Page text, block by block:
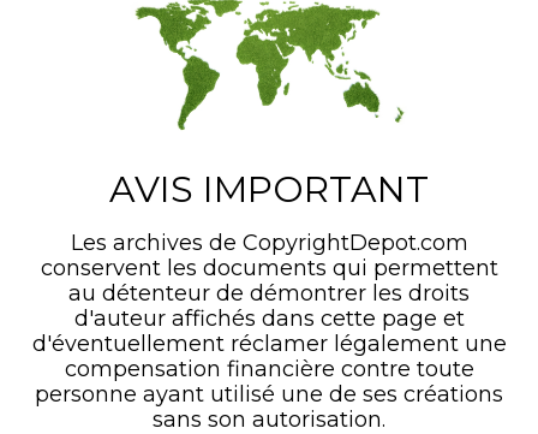
AVIS IMPORTANT
Les archives de CopyrightDepot.com
conservent les documents qui permettent
au détenteur de démontrer les droits
d'auteur affichés dans cette page et
d'éventuellement réclamer légalement une
compensation financière contre toute
personne ayant utilisé une de ses créations
sans son autorisation.